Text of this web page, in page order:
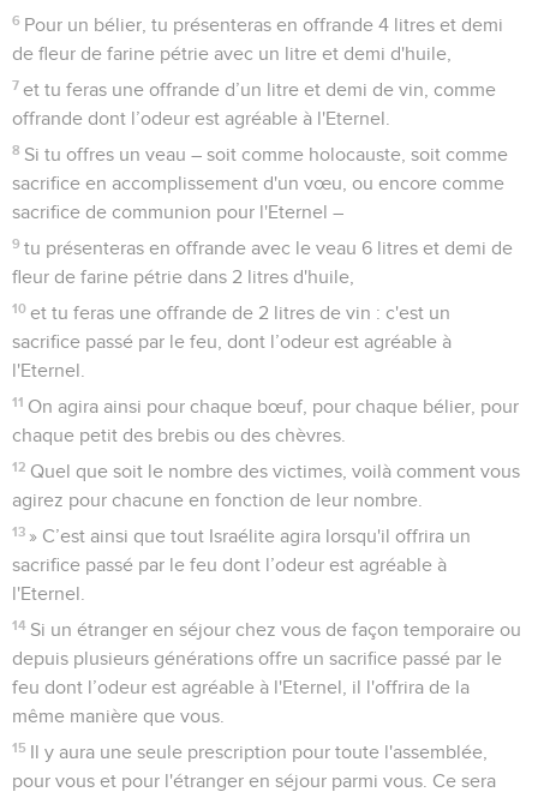
6 Pour un bélier, tu présenteras en offrande 4 litres et demi
de fleur de farine pétrie avec un litre et demi d'huile,
7 et tu feras une offrande d’un litre et demi de vin, comme
offrande dont l’odeur est agréable à l'Eternel.
8 Si tu offres un veau – soit comme holocauste, soit comme
sacrifice en accomplissement d'un vœu, ou encore comme
sacrifice de communion pour l'Eternel –
9 tu présenteras en offrande avec le veau 6 litres et demi de
fleur de farine pétrie dans 2 litres d'huile,
10 et tu feras une offrande de 2 litres de vin : c'est un
sacrifice passé par le feu, dont l’odeur est agréable à
l'Eternel.
11 On agira ainsi pour chaque bœuf, pour chaque bélier, pour
chaque petit des brebis ou des chèvres.
12 Quel que soit le nombre des victimes, voilà comment vous
agirez pour chacune en fonction de leur nombre.
13 » C’est ainsi que tout Israélite agira lorsqu'il offrira un
sacrifice passé par le feu dont l’odeur est agréable à
l'Eternel.
14 Si un étranger en séjour chez vous de façon temporaire ou
depuis plusieurs générations offre un sacrifice passé par le
feu dont l’odeur est agréable à l'Eternel, il l'offrira de la
même manière que vous.
15 Il y aura une seule prescription pour toute l'assemblée,
pour vous et pour l'étranger en séjour parmi vous. Ce sera